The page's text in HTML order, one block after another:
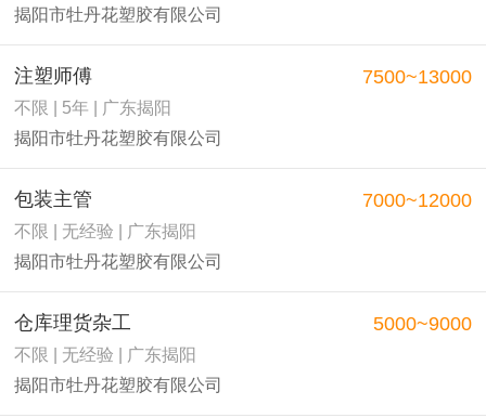
揭阳市牡丹花塑胶有限公司
注塑师傅
不限 | 5年 | 广东揭阳
揭阳市牡丹花塑胶有限公司
7500~13000
包装主管
不限 | 无经验 | 广东揭阳
揭阳市牡丹花塑胶有限公司
7000~12000
仓库理货杂工
不限 | 无经验 | 广东揭阳
揭阳市牡丹花塑胶有限公司
5000~9000